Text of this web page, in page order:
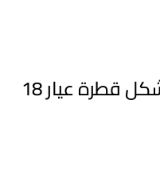
خاتم برأس مزدوجة ذهب شكل قطرة عيار 18